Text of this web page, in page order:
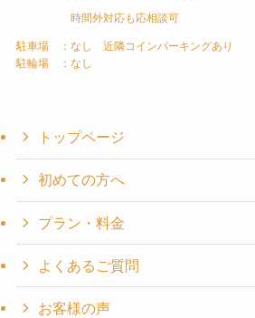
時間外対応も応相談可
駐車場 ：なし 近隣コインパーキングあり
駐輪場 ：なし
トップページ
初めての方へ
プラン・料金
よくあるご質問
お客様の声